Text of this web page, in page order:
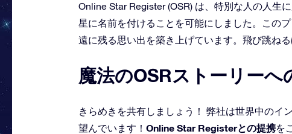
Online Star Register (OSR) は、特別な人の人生
星に名前を付けることを可能にしました。この
遠に残る思い出を築き上げています。飛び跳ね
魔法のOSRストーリーへ
きらめきを共有しましょう！ 弊社は世界中のイ
望んでいます！ Online Star Registerとの提携を